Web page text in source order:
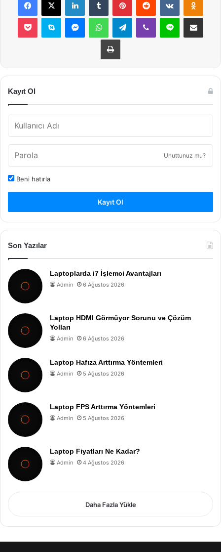
Pocket Skype MessengerWhatsAppTelegramViber Line E-Posta ile
Yazdır
Kayıt Ol
Unuttunuz mu?
Beni hatırla
Kayıt Ol
Son Yazılar
Laptoplarda i7 İşlemci Avantajları
Admin 6 Ağustos 2026
Laptop HDMI Görmüyor Sorunu ve Çözüm
Yolları
Admin 6 Ağustos 2026
Laptop Hafıza Arttırma Yöntemleri
Admin 5 Ağustos 2026
Laptop FPS Arttırma Yöntemleri
Admin 5 Ağustos 2026
Laptop Fiyatları Ne Kadar?
Admin 4 Ağustos 2026
Daha Fazla Yükle